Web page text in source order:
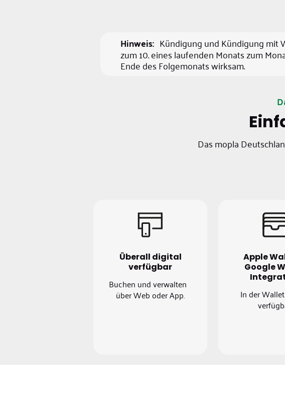
Hinweis: Kündigung und Kündigung mit
zum 10. eines laufenden Monats zum
Ende des Folgemonats wirksam.
Das mopla
Überall digital
verfügbar
Buchen und verwalten
über Web oder App.
Apple
Google
In der